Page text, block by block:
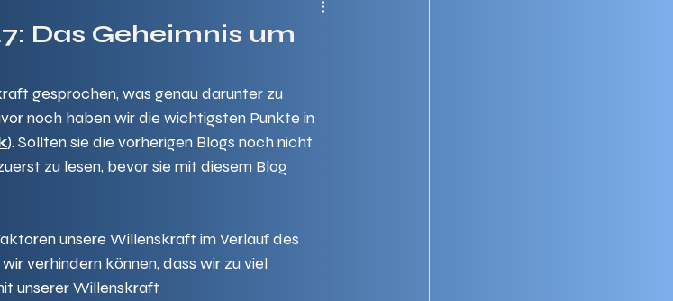
Das Geheimnis um
gesprochen, was genau darunter zu
noch haben wir die wichtigsten Punkte in
). Sollten sie die vorherigen Blogs noch nicht
zu lesen, bevor sie mit diesem Blog
unsere Willenskraft im Verlauf des
verhindern können, dass wir zu viel
unserer Willenskraft